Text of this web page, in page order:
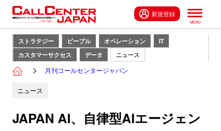
新規登録
ストラテジー ピープル オペレーション
IT
カスタマーサクセス
データ ニュース
月刊コールセンタージャパン
ニュース
JAPAN AI、自律型AIエージェン